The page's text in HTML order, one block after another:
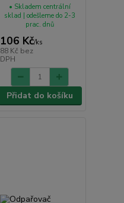
106 Kč/ks
88 Kč bez
DPH
• Skladem centrální
sklad | odešleme do 2-3
prac. dnů
Přidat do košíku